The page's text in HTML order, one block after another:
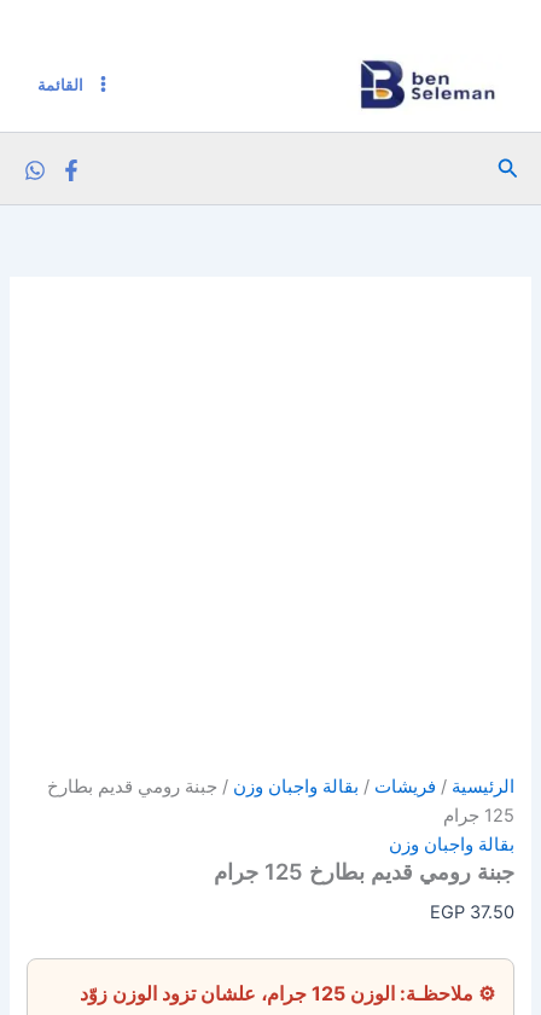
القائمة
البحث
الرئيسية / فريشات / بقالة واجبان وزن / جبنة رومي قديم بطارخ
125 جرام
بقالة واجبان وزن
جبنة رومي قديم بطارخ 125 جرام
EGP37.50
⚙ ملاحظـة: الوزن 125 جرام، علشان تزود الوزن زوّد